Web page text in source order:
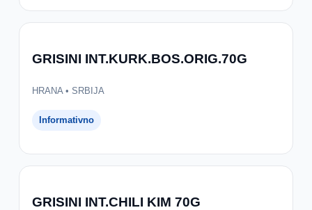
GRISINI INT.KURK.BOS.ORIG.70G
HRANA • SRBIJA
Informativno
GRISINI INT.CHILI KIM 70G